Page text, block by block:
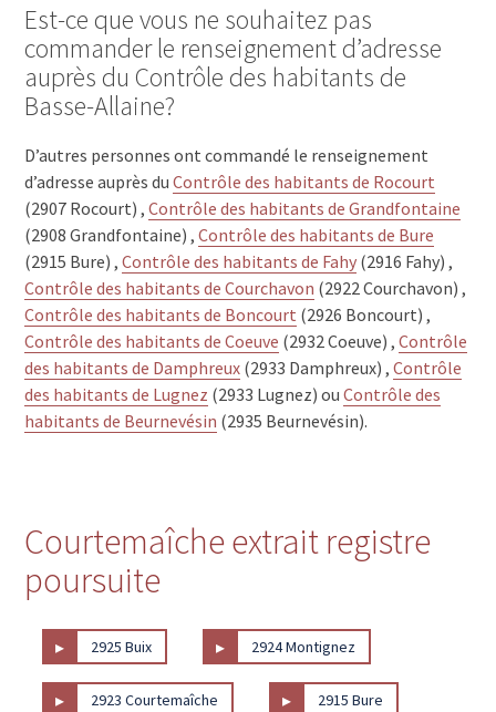
Est-ce que vous ne souhaitez pas
commander le renseignement d’adresse
auprès du Contrôle des habitants de
Basse-Allaine?
D’autres personnes ont commandé le renseignement
d’adresse auprès duContrôle des habitants de Rocourt
(2907 Rocourt) ,Contrôle des habitants de Grandfontaine
(2908 Grandfontaine) ,Contrôle des habitants de Bure
(2915 Bure) ,Contrôle des habitants de Fahy (2916 Fahy) ,
Contrôle des habitants de Courchavon (2922 Courchavon) ,
Contrôle des habitants de Boncourt (2926 Boncourt) ,
Contrôle des habitants de Coeuve (2932 Coeuve) ,Contrôle
des habitants de Damphreux (2933 Damphreux) ,Contrôle
des habitants de Lugnez (2933 Lugnez) ouContrôle des
habitants de Beurnevésin (2935 Beurnevésin).
Courtemaîche extrait registre
poursuite
▸ 2925 Buix ▸ 2924 Montignez
▸ 2923 Courtemaîche ▸ 2915 Bure